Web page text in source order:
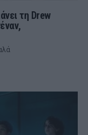
τη Drew